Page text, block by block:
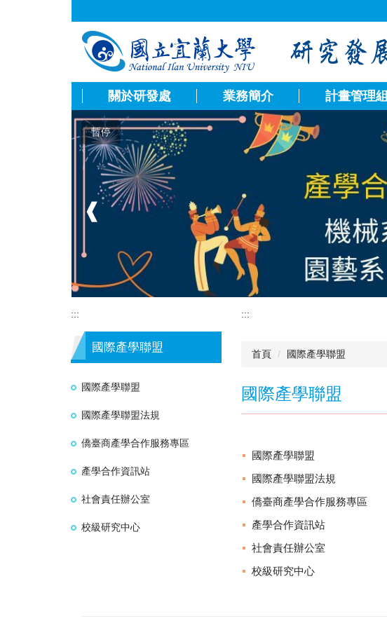
關於研發處 業務簡介 計畫管理組
暫停
❰
:::
國際產學聯盟
國際產學聯盟
國際產學聯盟法規
僑臺商產學合作服務專區
產學合作資訊站
社會責任辦公室
校級研究中心
:::
首頁 國際產學聯盟
國際產學聯盟
國際產學聯盟
國際產學聯盟法規
僑臺商產學合作服務專區
產學合作資訊站
社會責任辦公室
校級研究中心